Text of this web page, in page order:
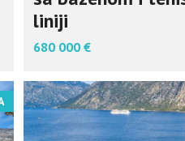
liniji
680 000 €